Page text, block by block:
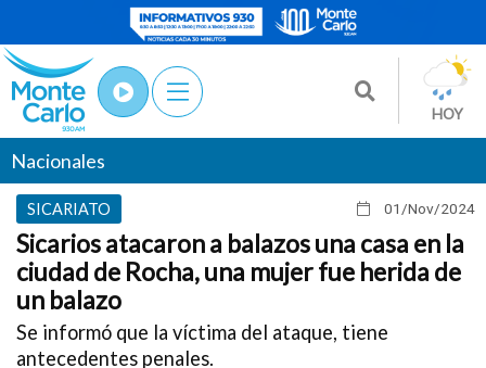
HOY
Nacionales
01/Nov/2024
SICARIATO
Sicarios atacaron a balazos una casa en la
ciudad de Rocha, una mujer fue herida de
un balazo
Se informó que la víctima del ataque, tiene
antecedentes penales.